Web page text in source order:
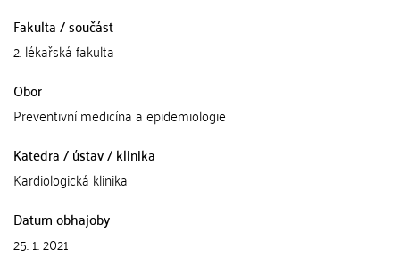
Fakulta / součást
2. lékařská fakulta
Obor
Preventivní medicína a epidemiologie
Katedra / ústav / klinika
Kardiologická klinika
Datum obhajoby
25. 1. 2021